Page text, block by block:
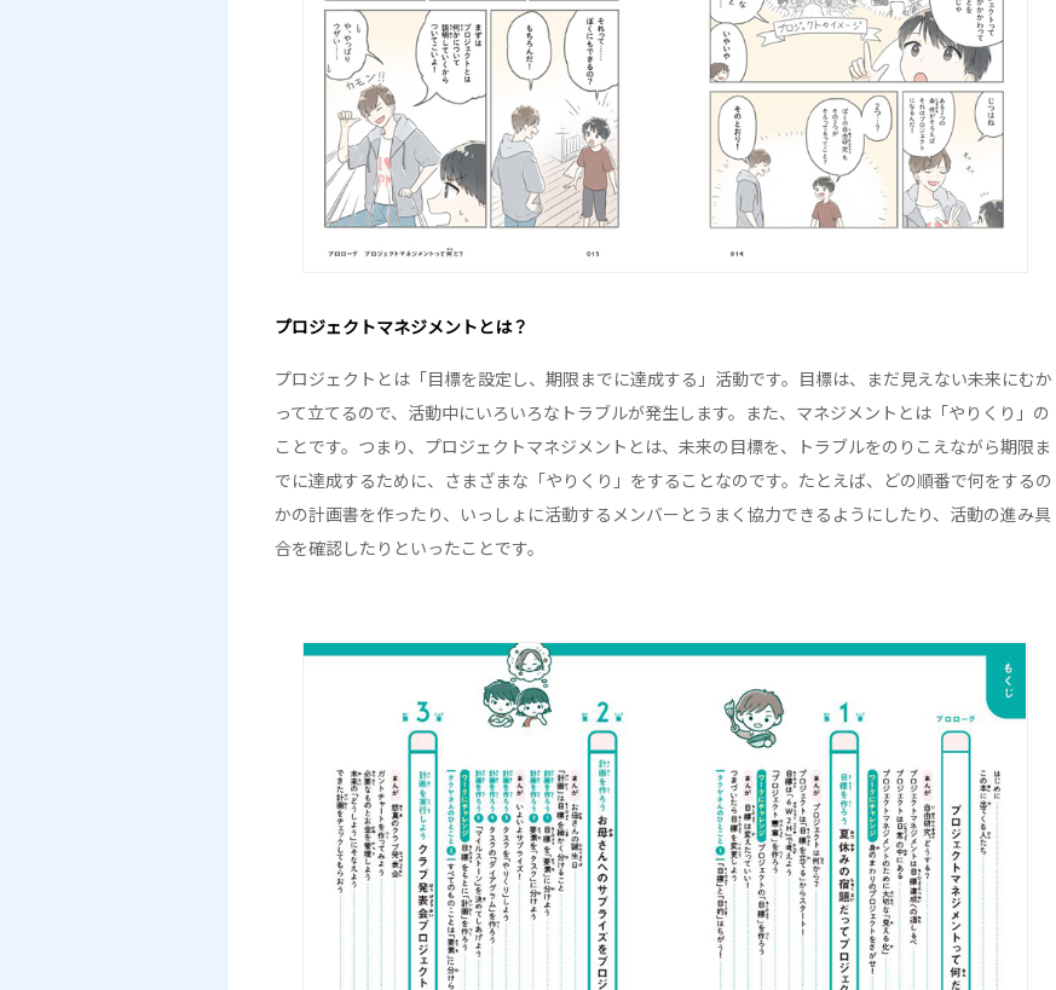
プロジェクトマネジメントとは？
プロジェクトとは「目標を設定し、期限までに達成する」活動です。目標は、まだ見えない未来にむか
って立てるので、活動中にいろいろなトラブルが発生します。また、マネジメントとは「やりくり」の
ことです。つまり、プロジェクトマネジメントとは、未来の目標を、トラブルをのりこえながら期限ま
でに達成するために、さまざまな「やりくり」をすることなのです。たとえば、どの順番で何をするの
かの計画書を作ったり、いっしょに活動するメンバーとうまく協力できるようにしたり、活動の進み具
合を確認したりといったことです。